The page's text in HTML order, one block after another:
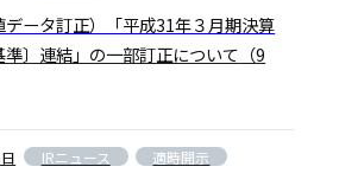
データ訂正）「平成31年３月期決算
〕連結」の一部訂正について （9
IRニュース
適時開示